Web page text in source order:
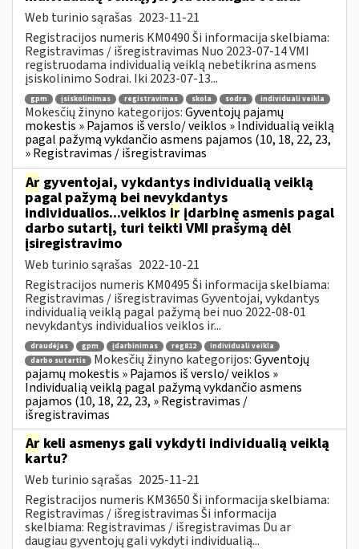
Web turinio sąrašas 2023-11-21
Registracijos numeris KM0490 Ši informacija skelbiama:
Registravimas / išregistravimas Nuo 2023-07-14 VMI
registruodama individualią veiklą nebetikrina asmens
įsiskolinimo Sodrai. Iki 2023-07-13...
gpm įsiskolinimas registravimas skola sodra individuali veikla
Mokesčių žinyno kategorijos:Gyventojų pajamų
mokestis » Pajamos iš verslo/ veiklos » Individualią veiklą
pagal pažymą vykdančio asmens pajamos (10, 18, 22, 23,
» Registravimas / išregistravimas
Ar gyventojai, vykdantys individualią veiklą
pagal pažymą bei nevykdantys
individualios...veiklos ir įdarbinę asmenis pagal
darbo sutartį, turi teikti VMI prašymą dėl
įsiregistravimo
Web turinio sąrašas 2022-10-21
Registracijos numeris KM0495 Ši informacija skelbiama:
Registravimas / išregistravimas Gyventojai, vykdantys
individualią veiklą pagal pažymą bei nuo 2022-08-01
nevykdantys individualios veiklos ir...
draudėjas gpm įdarbinimas reg812
individuali veikla
darbo sutartis
Mokesčių žinyno kategorijos:Gyventojų
pajamų mokestis » Pajamos iš verslo/ veiklos »
Individualią veiklą pagal pažymą vykdančio asmens
pajamos (10, 18, 22, 23, » Registravimas /
išregistravimas
Ar keli asmenys gali vykdyti individualią veiklą
kartu?
Web turinio sąrašas 2025-11-21
Registracijos numeris KM3650 Ši informacija skelbiama:
Registravimas / išregistravimas Ši informacija
skelbiama: Registravimas / išregistravimas Du ar
daugiau gyventojų gali vykdyti individualią...